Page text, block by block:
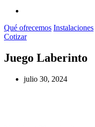
Qué ofrecemos Instalaciones
Cotizar
Juego Laberinto
julio 30, 2024